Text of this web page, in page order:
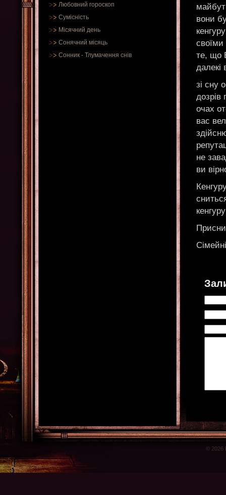
Любовний гороскоп
Сумісність
Місячний день
Сонячний місяць
Сонник - Тлумачення снів
вони
своїми
те, що
далекі
зі сну
дозрів
очах
вас
не
ви
© 2026